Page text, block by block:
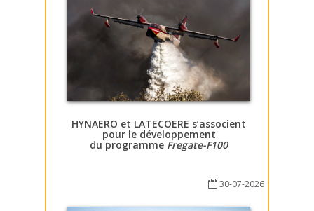
HYNAERO et LATECOERE s’associent
pour le développement
du programme Fregate-F100
30-07-2026